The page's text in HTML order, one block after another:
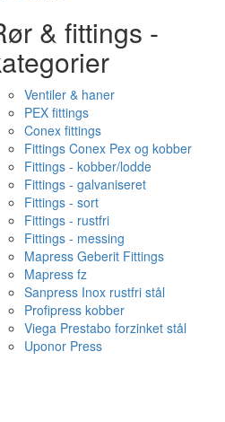
& fittings -
Ventiler & haner
PEX fittings
Conex fittings
Fittings Conex Pex og kobber
Fittings - kobber/lodde
Fittings - galvaniseret
Fittings - sort
Fittings - rustfri
Fittings - messing
Mapress Geberit Fittings
Mapress fz
Sanpress Inox rustfri stål
Profipress kobber
Viega Prestabo forzinket stål
Uponor Press